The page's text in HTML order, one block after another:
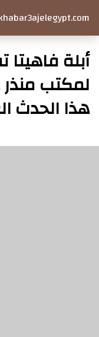
أبلة
لمكتب
هذا الحدث